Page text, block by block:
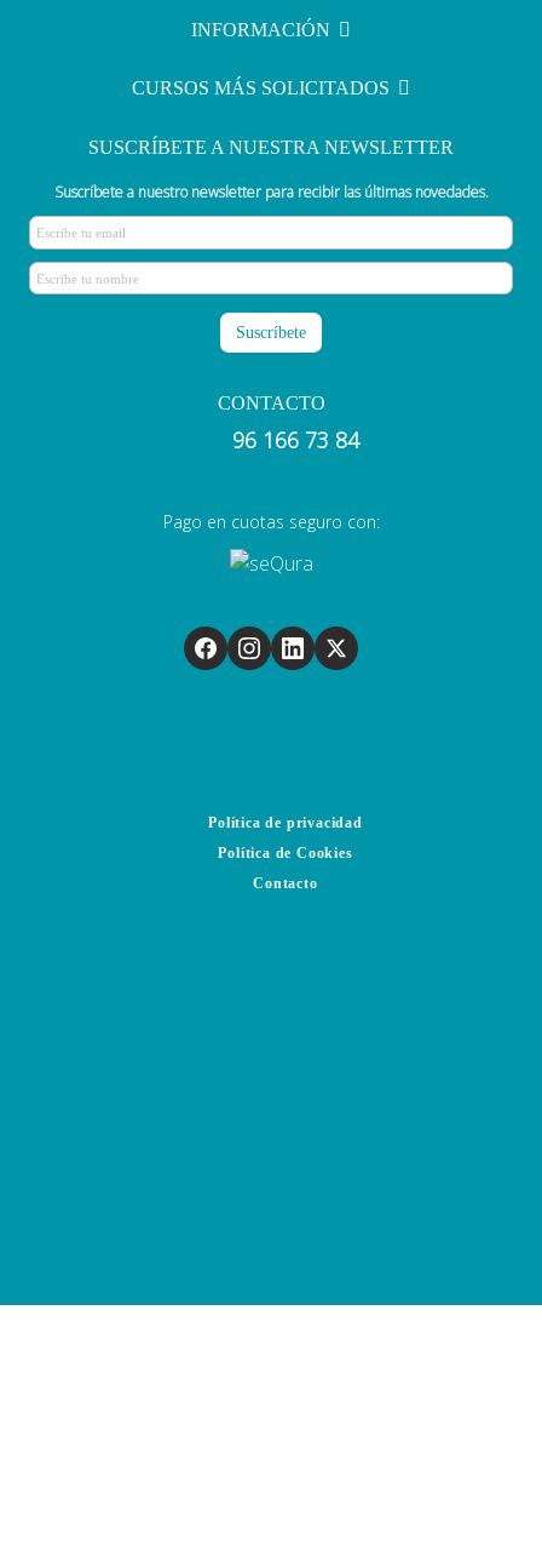
de donaciónINFORMACIÓN
CURSOS MÁS SOLICITADOS
SUSCRÍBETE A NUESTRA NEWSLETTER
Suscríbete a nuestro newsletter para recibir las últimas novedades.
CONTACTO
96 166 73 84
Pago en cuotas seguro con:
Política de privacidad
Política de Cookies
Contacto